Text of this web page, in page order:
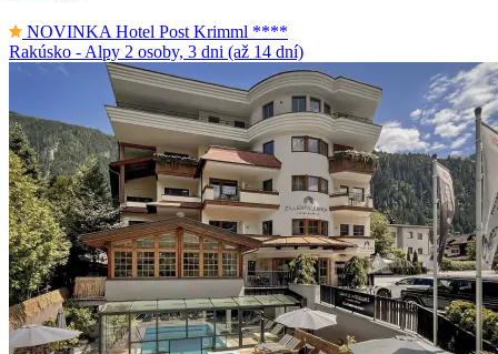
NOVINKA Hotel Post Krimml ****
Rakúsko - Alpy 2 osoby, 3 dni (až 14 dní)